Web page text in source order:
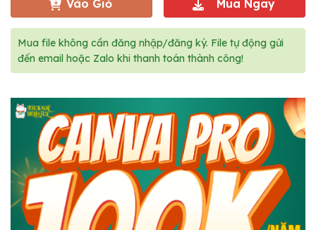
Vào Giỏ Mua Ngay
Mua file không cần đăng nhập/đăng ký. File tự động gửi
đến email hoặc Zalo khi thanh toán thành công!